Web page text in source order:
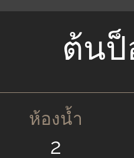
ต้นป็
ห้องน้ำ
2